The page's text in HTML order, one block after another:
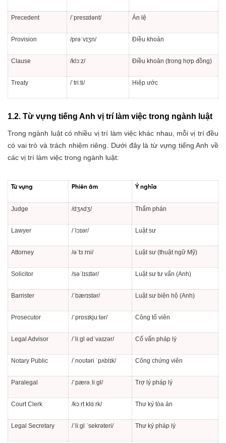
Precedent /ˈpresɪdənt/ Án lệ
Provision /prəˈvɪʒn/ Điều khoản
Clause /klɔːz/ Điều khoản (trong hợp đồng)
Treaty /ˈtriːti/ Hiệp ước
1.2. Từ vựng tiếng Anh vị trí làm việc trong ngành luật
Trong ngành luật có nhiều vị trí làm việc khác nhau, mỗi vị trí đều
có vai trò và trách nhiệm riêng. Dưới đây là từ vựng tiếng Anh về
các vị trí làm việc trong ngành luật:
Từ vựng Phiên âm Ý nghĩa
Judge /dʒʌdʒ/ Thẩm phán
Lawyer /ˈlɔɪər/ Luật sư
Attorney /əˈtɜːrni/ Luật sư (thuật ngữ Mỹ)
Solicitor /səˈlɪsɪtər/ Luật sư tư vấn (Anh)
Barrister /ˈbærɪstər/ Luật sư biện hộ (Anh)
Prosecutor /ˈprɒsɪkjuːtər/ Công tố viên
Legal Advisor /ˈliːɡl ədˈvaɪzər/ Cố vấn pháp lý
Notary Public /ˈnoʊtəri ˈpʌblɪk/ Công chứng viên
Paralegal /ˈpærəˌliːɡl/ Trợ lý pháp lý
Court Clerk /kɔːrt klɑːrk/ Thư ký tòa án
Legal Secretary /ˈliːɡl ˈsekrəteri/ Thư ký pháp lý